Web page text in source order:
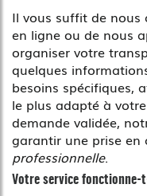
Il vous suffit de
en ligne ou de nous
organiser votre
quelques
besoins spécifiques,
le plus adapté à
demande validée,
garantir une prise en
professionnelle.
Votre service